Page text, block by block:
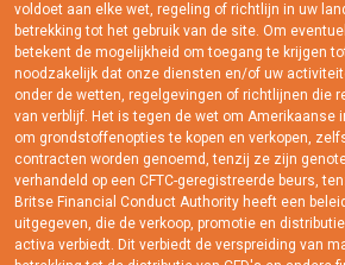
voldoet aan elke wet, regeling of richtlijn in uw
betrekking tot het gebruik van de site. Om
betekent de mogelijkheid om toegang te krijgen
noodzakelijk dat onze diensten en/of uw
onder de wetten, regelgevingen of richtlijnen die
van verblijf. Het is tegen de wet om Amerikaanse
om grondstoffenopties te kopen en verkopen,
contracten worden genoemd, tenzij ze zijn
verhandeld op een CFTC-geregistreerde beurs,
Britse Financial Conduct Authority heeft een
uitgegeven, die de verkoop, promotie en distributie
activa verbiedt. Dit verbiedt de verspreiding van